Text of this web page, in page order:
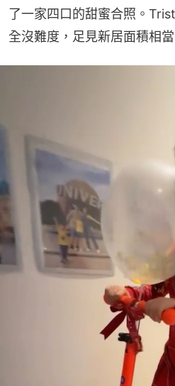
了一家四口的甜蜜合照。
全沒難度，足見新居面積相當